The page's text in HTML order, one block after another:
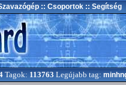
:: Csoportok :: Segítség
Tagok: 113763 Legújabb tag: